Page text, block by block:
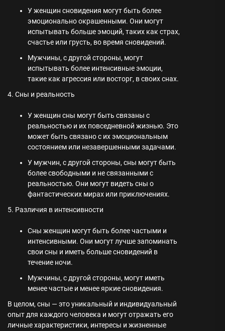
У женщин сновидения могут быть более
эмоционально окрашенными. Они могут
испытывать больше эмоций, таких как страх,
счастье или грусть, во время сновидений.
Мужчины, с другой стороны, могут
испытывать более интенсивные эмоции,
такие как агрессия или восторг, в своих снах.
4. Сны и реальность
У женщин сны могут быть связаны с
реальностью и их повседневной жизнью. Это
может быть связано с их эмоциональным
состоянием или незавершенными задачами.
У мужчин, с другой стороны, сны могут быть
более свободными и не связанными с
реальностью. Они могут видеть сны о
фантастических мирах или приключениях.
5. Различия в интенсивности
Сны женщин могут быть более частыми и
интенсивными. Они могут лучше запоминать
свои сны и иметь больше сновидений в
течение ночи.
Мужчины, с другой стороны, могут иметь
менее частые и менее яркие сновидения.
В целом, сны — это уникальный и индивидуальный
опыт для каждого человека и могут отражать его
личные характеристики, интересы и жизненные